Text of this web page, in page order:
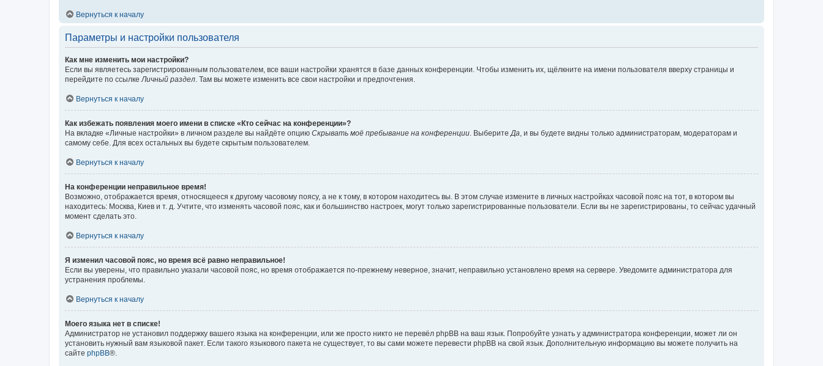
Вернуться к началу
Параметры и настройки пользователя
Как мне изменить мои настройки?
Если вы являетесь зарегистрированным пользователем, все ваши настройки хранятся в базе данных конференции. Чтобы изменить их, щёлкните на имени пользователя вверху страницы и
перейдите по ссылке Личный раздел . Там вы можете изменить все свои настройки и предпочтения.
Вернуться к началу
Как избежать появления моего имени в списке «Кто сейчас на конференции»?
На вкладке «Личные настройки» в личном разделе вы найдёте опцию Скрывать моё пребывание на конференции . Выберите Да , и вы будете видны только администраторам, модераторам и
самому себе. Для всех остальных вы будете скрытым пользователем.
Вернуться к началу
На конференции неправильное время!
Возможно, отображается время, относящееся к другому часовому поясу, а не к тому, в котором находитесь вы. В этом случае измените в личных настройках часовой пояс на тот, в котором вы
находитесь: Москва, Киев и т. д. Учтите, что изменять часовой пояс, как и большинство настроек, могут только зарегистрированные пользователи. Если вы не зарегистрированы, то сейчас удачный
момент сделать это.
Вернуться к началу
Я изменил часовой пояс, но время всё равно неправильное!
Если вы уверены, что правильно указали часовой пояс, но время отображается по-прежнему неверное, значит, неправильно установлено время на сервере. Уведомите администратора для
устранения проблемы.
Вернуться к началу
Моего языка нет в списке!
Администратор не установил поддержку вашего языка на конференции, или же просто никто не перевёл phpBB на ваш язык. Попробуйте узнать у администратора конференции, может ли он
установить нужный вам языковой пакет. Если такого языкового пакета не существует, то вы сами можете перевести phpBB на свой язык. Дополнительную информацию вы можете получить на
сайте phpBB®.